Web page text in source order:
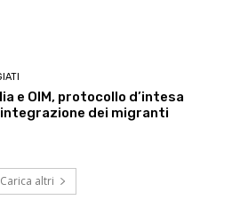
e OIM, protocollo d’intesa
dei migranti
Carica altri